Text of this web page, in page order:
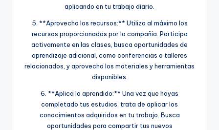
aplicando en tu trabajo diario.
5. **Aprovecha los recursos:** Utiliza al máximo los
recursos proporcionados por la compañía. Participa
activamente en las clases, busca oportunidades de
aprendizaje adicional, como conferencias o talleres
relacionados, y aprovecha los materiales y herramientas
disponibles.
6. **Aplica lo aprendido:** Una vez que hayas
completado tus estudios, trata de aplicar los
conocimientos adquiridos en tu trabajo. Busca
oportunidades para compartir tus nuevos